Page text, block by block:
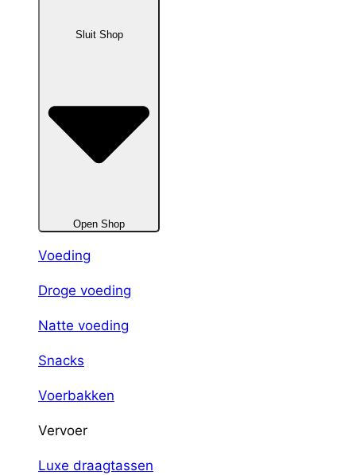
Sluit Shop
Open Shop
Voeding
Droge voeding
Natte voeding
Snacks
Voerbakken
Vervoer
Luxe draagtassen